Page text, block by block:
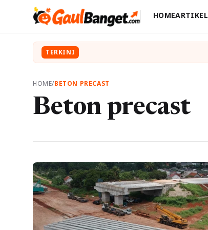
HOMEARTIKEL
TERKINI
HOME/BETON PRECAST
Beton precast